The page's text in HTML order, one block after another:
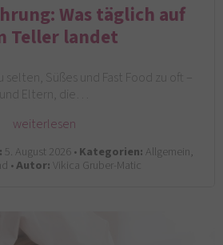
Was täglich auf
Teller landet
selten, Süßes und Fast Food zu oft –
und Eltern, die…
weiterlesen
5. August 2026 •Kategorien: Allgemein,
•Autor:Vikica Gruber-Matic